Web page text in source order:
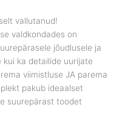
vallutanud!
valdkondades on
jõudlusele ja
ka detailide uurijate
viimistluse JA parema
pakub ideaalset
suurepärast toodet